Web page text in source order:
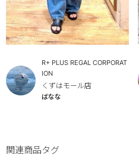
R+ PLUS REGAL CORPORAT
ION
くずはモール店
ばなな
関連商品タグ